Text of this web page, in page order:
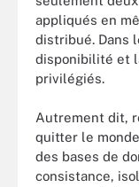
appliqués en
distribué. Dans
disponibilité et
privilégiés.
Autrement dit,
quitter le
des bases de
consistance,